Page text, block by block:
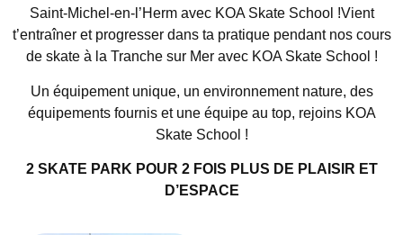
Saint-Michel-en-l’Herm avec KOA Skate School !Vient
t’entraîner et progresser dans ta pratique pendant nos cours
de skate à la Tranche sur Mer avec KOA Skate School !
Un équipement unique, un environnement nature, des
équipements fournis et une équipe au top, rejoins KOA
Skate School !
2 SKATE PARK POUR 2 FOIS PLUS DE PLAISIR ET
D’ESPACE